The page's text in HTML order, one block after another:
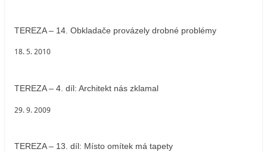
TEREZA – 14. Obkladače provázely drobné problémy
18. 5. 2010
TEREZA – 4. díl: Architekt nás zklamal
29. 9. 2009
TEREZA – 13. díl: Místo omítek má tapety